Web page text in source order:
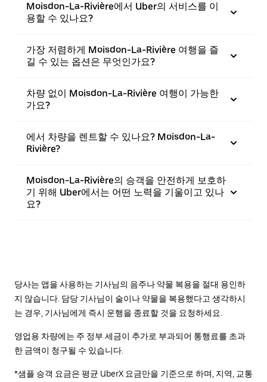
Moisdon-La-Rivière에서 Uber의 서비스를 이
용할 수 있나요?
가장 저렴하게 Moisdon-La-Rivière 여행을 즐
길 수 있는 옵션은 무엇인가요?
차량 없이 Moisdon-La-Rivière 여행이 가능한
가요?
에서 차량을 렌트할 수 있나요? Moisdon-La-
Rivière?
Moisdon-La-Rivière의 승객을 안전하게 보호하
기 위해 Uber에서는 어떤 노력을 기울이고 있나
요?
당사는 앱을 사용하는 기사님의 음주나 약물 복용을 절대 용인하
지 않습니다. 담당 기사님이 술이나 약물을 복용했다고 생각하시
는 경우, 기사님에게 즉시 운행을 종료할 것을 요청하세요.
영업용 차량에는 주 정부 세금이 추가로 부과되어 통행료를 초과
한 금액이 청구될 수 있습니다.
*샘플 승객 요금은 평균 UberX 요금만을 기준으로 하며, 지역, 교통